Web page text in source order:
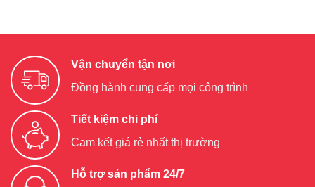
Vận chuyển tận nơi
Đồng hành cung cấp mọi công trình
Tiết kiệm chi phí
Cam kết giá rẻ nhất thị trường
Hỗ trợ sản phẩm 24/7